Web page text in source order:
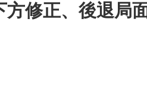
修正、後退局